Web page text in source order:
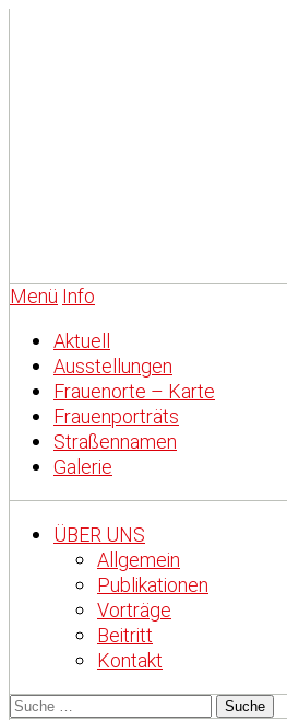
Menü Info
Aktuell
Ausstellungen
Frauenorte – Karte
Frauenporträts
Straßennamen
Galerie
ÜBER UNS
Allgemein
Publikationen
Vorträge
Beitritt
Kontakt